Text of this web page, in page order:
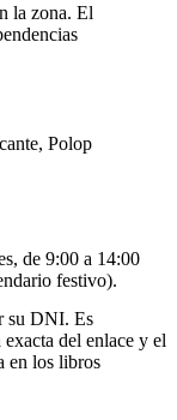
la zona. El
Polop
de 9:00 a 14:00
festivo).
su DNI. Es
del enlace y el
en los libros